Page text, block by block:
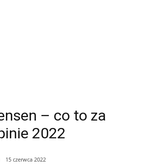
– co to za
2022
15 czerwca 2022